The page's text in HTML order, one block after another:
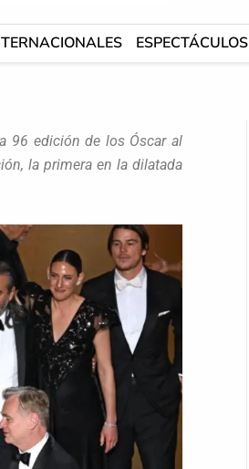
ESPECTÁCULOS
96 edición de los Óscar al
la primera en la dilatada